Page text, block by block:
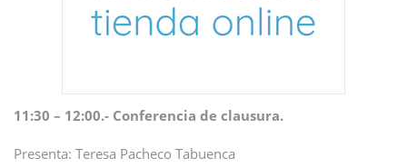
11:30 – 12:00.- Conferencia de clausura.
Presenta: Teresa Pacheco Tabuenca